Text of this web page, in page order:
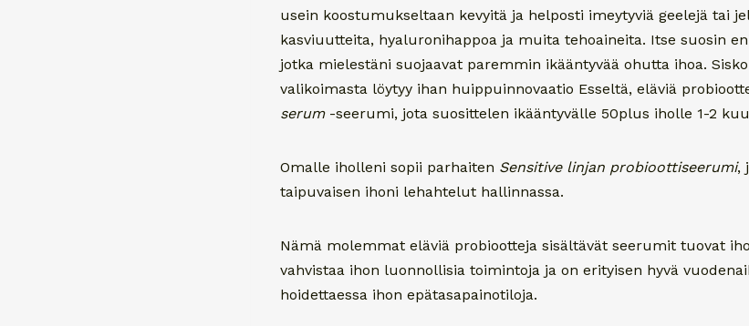
usein koostumukseltaan kevyitä ja helposti imeytyviä geelejä tai
kasviuutteita, hyaluronihappoa ja muita tehoaineita. Itse suosin
jotka mielestäni suojaavat paremmin ikääntyvää ohutta ihoa.
valikoimasta löytyy ihan huippuinnovaatio Esseltä, eläviä
serum-seerumi, jota suosittelen ikääntyvälle 50plus iholle 1-2
Omalle iholleni sopii parhaiten Sensitive linjan probioottiseerumi,
taipuvaisen ihoni lehahtelut hallinnassa.
Nämä molemmat eläviä probiootteja sisältävät seerumit tuovat
vahvistaa ihon luonnollisia toimintoja ja on erityisen hyvä
hoidettaessa ihon epätasapainotiloja.